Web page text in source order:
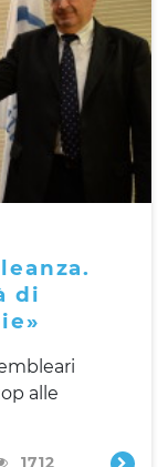
di
alle
1712